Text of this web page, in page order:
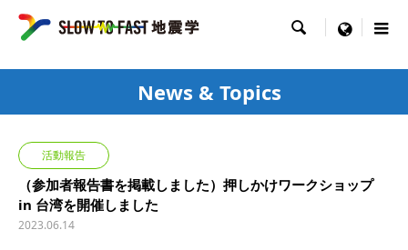
 menu
News & Topics
活動報告
（参加者報告書を掲載しました）押しかけワークショップ
in 台湾を開催しました
2023.06.14